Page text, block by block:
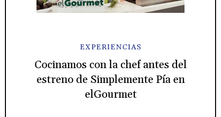
EXPERIENCIAS
Cocinamos con la chef antes del
estreno de Simplemente Pía en
elGourmet